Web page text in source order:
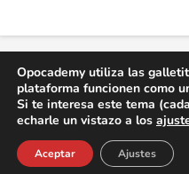
📘 Descarga gratis las 260
informática
en
DESCARGAR AHORA
profe legal
contacto
© copyright
Opocademy utiliza las
plataforma funcionen como
Si te interesa este tema
echarle un vistazo a los
Aceptar Ajustes